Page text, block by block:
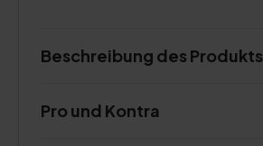
Beschreibung des Produkts
Pro und Kontra